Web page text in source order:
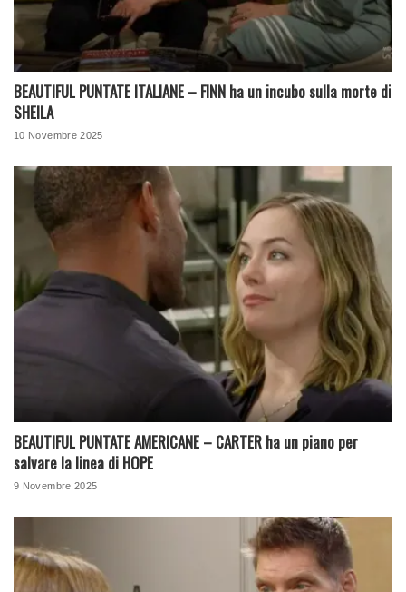
BEAUTIFUL PUNTATE ITALIANE – FINN ha un incubo sulla morte di
SHEILA
10 Novembre 2025
BEAUTIFUL PUNTATE AMERICANE – CARTER ha un piano per
salvare la linea di HOPE
9 Novembre 2025